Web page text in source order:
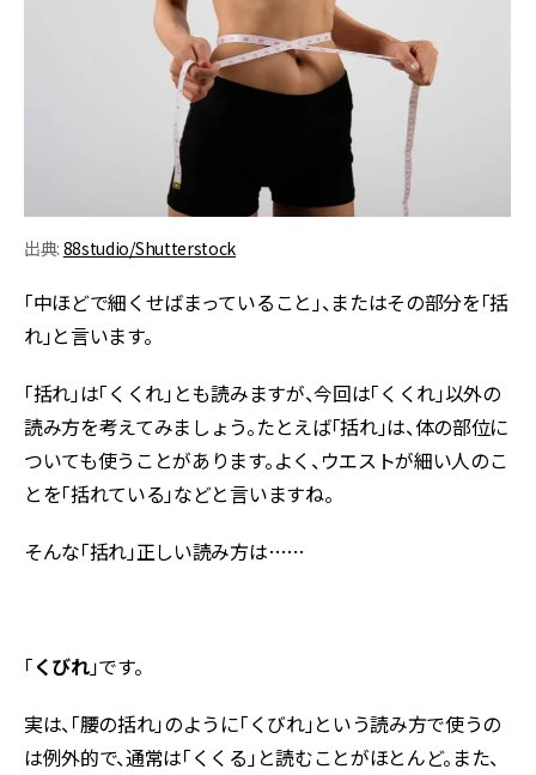
出典: 88studio/Shutterstock
「中ほどで細くせばまっていること」、またはその部分を「括
れ」と言います。
「括れ」は「くくれ」とも読みますが、今回は「くくれ」以外の
読み方を考えてみましょう。たとえば「括れ」は、体の部位に
ついても使うことがあります。よく、ウエストが細い人のこ
とを「括れている」などと言いますね。
そんな「括れ」正しい読み方は……
「くびれ」です。
実は、「腰の括れ」のように「くびれ」という読み方で使うの
は例外的で、通常は「くくる」と読むことがほとんど。また、